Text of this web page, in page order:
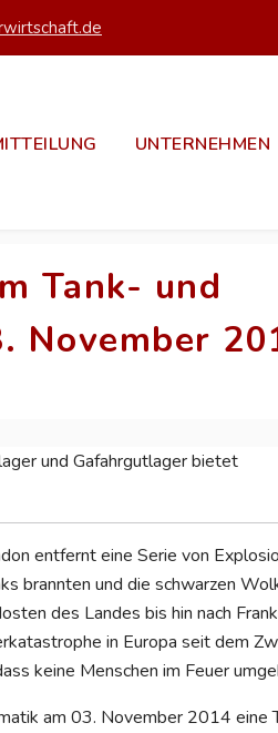
UNTERNEHMEN
Tank- und
November
und Gafahrgutlager bietet
entfernt eine Serie von
brannten und die schwarzen
des Landes bis hin nach
in Europa seit dem
keine Menschen im Feuer
am 03. November 2014 eine